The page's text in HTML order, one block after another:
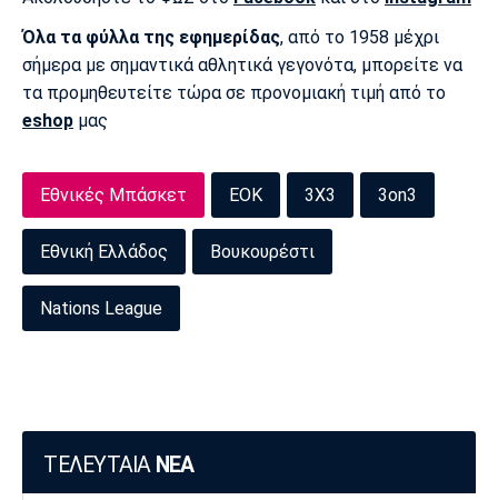
Όλα τα φύλλα της εφημερίδας, από το 1958 μέχρι
σήμερα με σημαντικά αθλητικά γεγονότα, μπορείτε να
τα προμηθευτείτε τώρα σε προνομιακή τιμή από το
eshop μας
Εθνικές Μπάσκετ ΕΟΚ 3X3 3on3
Εθνική Ελλάδος Βουκουρέστι
Nations League
ΤΕΛΕΥΤΑΙΑ ΝΕΑ